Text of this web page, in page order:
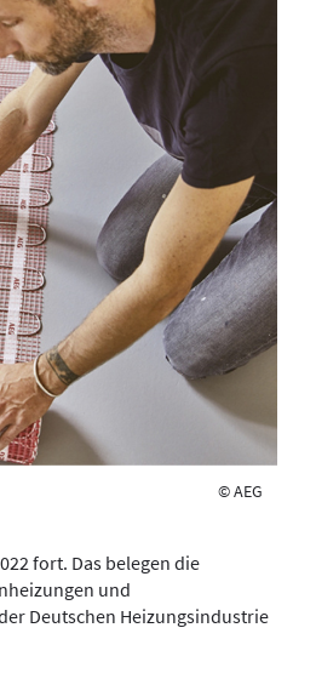
© AEG
fort. Das belegen die
und
Deutschen Heizungsindustrie